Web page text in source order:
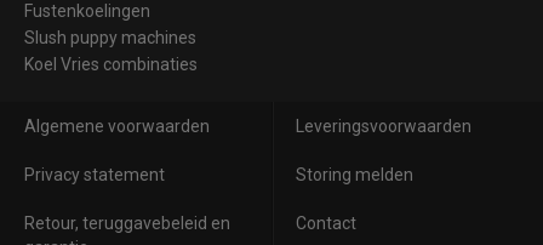
Fustenkoelingen
Slush puppy machines
Koel Vries combinaties
Algemene voorwaarden Leveringsvoorwaarden
Privacy statement Storing melden
Retour, teruggavebeleid en
Contact